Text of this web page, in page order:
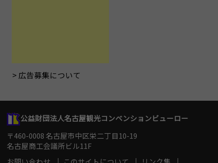
広告募集について
公益財団法人名古屋観光コンベンションビューロー
〒460-0008 名古屋市中区栄二丁目10-19
名古屋商工会議所ビル11F